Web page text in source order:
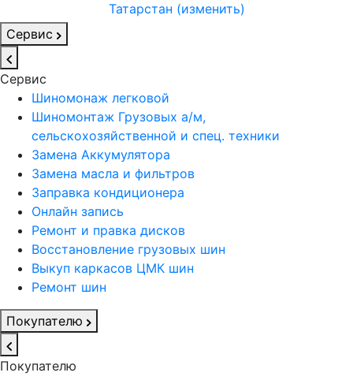
Татарстан (изменить)
Сервис
Сервис
Шиномонаж легковой
Шиномонтаж Грузовых а/м,
сельскохозяйственной и спец. техники
Замена Аккумулятора
Замена масла и фильтров
Заправка кондиционера
Онлайн запись
Ремонт и правка дисков
Восстановление грузовых шин
Выкуп каркасов ЦМК шин
Ремонт шин
Покупателю
Покупателю